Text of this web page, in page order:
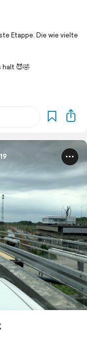
Etappe. Die wie vielte
halt 😈🤣